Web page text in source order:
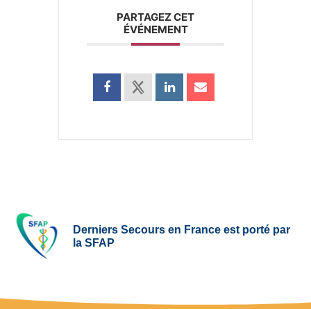
PARTAGEZ CET
ÉVÉNEMENT
Derniers Secours en France est porté par
la SFAP